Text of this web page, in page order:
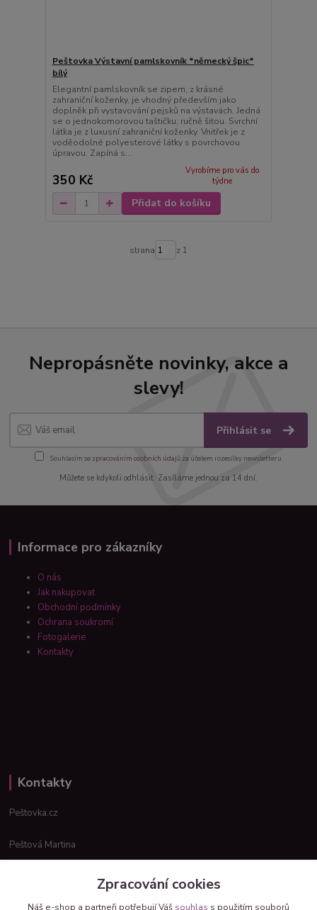
Peštovka Výstavní pamlskovník *německý špic*
bílý
Elegantní pamlskovník se zipem, z krásné
zahraniční koženky, je vhodný především jako
doplněk při vystavování pejsků na výstavách. Jedná
se o jednokomorovou taštičku, ručně šitou. Svrchní
látka je z luxusní zahraniční koženky. Vnitřek je z
voděodolné polyesterové látky s povrchovou
úpravou. Zapíná s...
350 Kč
Vyrobíme pro vás do
týdne
Přidat do košíku
strana z 1
Nepropásněte novinky, akce a
slevy!
Přihlásit se
Souhlasím se zpracováním osobních údajůza účelem rozesílky newsletteru.
Můžete se kdykoli odhlásit. Zasíláme jednou za 14 dní.
Informace pro zákazníky
O nás
Jak nakupovat
Obchodní podmínky
Ochrana soukromí
Fotogalerie
Kontakty
Kontakty
Peštovka.cz
Peštová Martina
Zpracování cookies
Náš e-shop a partneři potřebují Váš souhlas s použitím souborů